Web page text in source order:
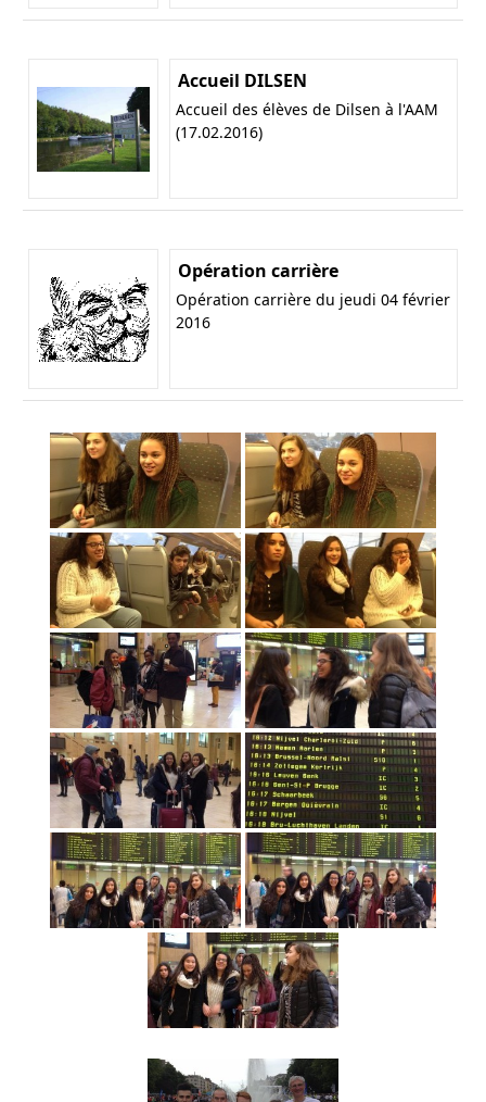
Accueil DILSEN
Accueil des élèves de Dilsen à l'AAM
(17.02.2016)
Opération carrière
Opération carrière du jeudi 04 février
2016